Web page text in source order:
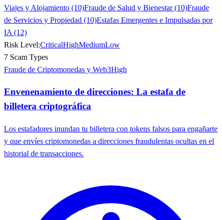
Viajes y Alojamiento (10)Fraude de Salud y Bienestar (10)Fraude
de Servicios y Propiedad (10)Estafas Emergentes e Impulsadas por
IA (12)
Risk Level:CriticalHighMediumLow
7 Scam Types
Fraude de Criptomonedas y Web3High
Envenenamiento de direcciones: La estafa de
billetera criptográfica
Los estafadores inundan tu billetera con tokens falsos para engañarte
y que envíes criptomonedas a direcciones fraudulentas ocultas en el
historial de transacciones.